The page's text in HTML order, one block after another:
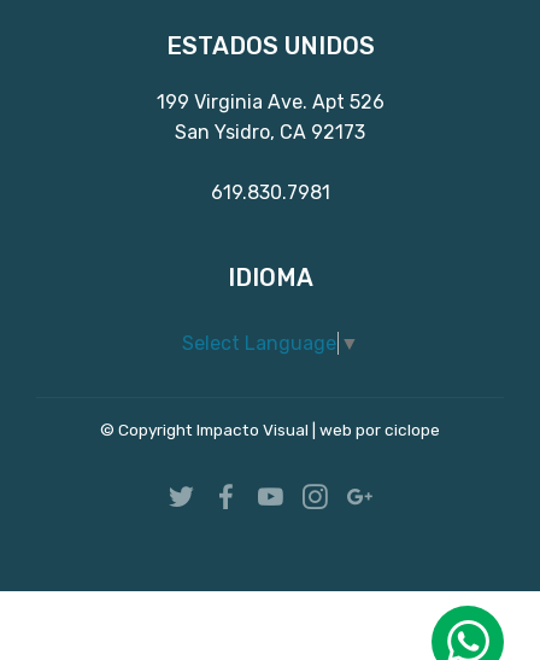
ESTADOS UNIDOS
199 Virginia Ave. Apt 526
San Ysidro, CA 92173
619.830.7981
IDIOMA
Select Language ▼
© Copyright Impacto Visual | web por ciclope